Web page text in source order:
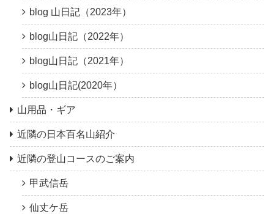
blog 山日記（2023年）
blog山日記（2022年）
blog山日記（2021年）
blog山日記(2020年）
山用品・ギア
近隣の日本百名山紹介
近隣の登山コースのご案内
甲武信岳
仙丈ケ岳